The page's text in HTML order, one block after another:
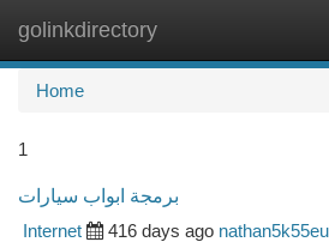
golinkdirectory
Home
1
برمجة ابواب سيارات
Internet
416 days ago